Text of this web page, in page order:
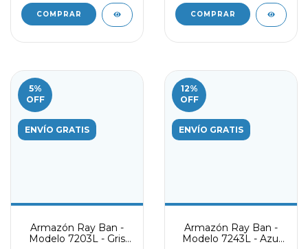
COMPRAR COMPRAR
5%
OFF
ENVÍO GRATIS
Armazón Ray Ban -
Modelo 7203L - Gris
12%
OFF
ENVÍO GRATIS
Armazón Ray Ban -
Modelo 7243L - Azul